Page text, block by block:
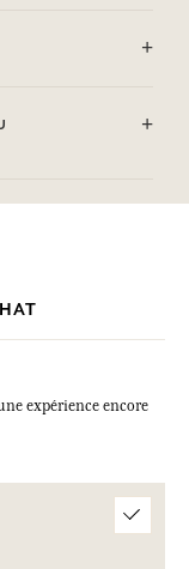
Alpha-
Benzoate.
environnementales
expérience encore